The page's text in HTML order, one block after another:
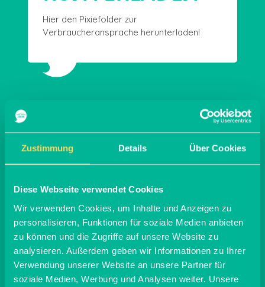
Zustimmung Details Über Cookies
Diese Webseite verwendet Cookies
Wir verwenden Cookies, um Inhalte und Anzeigen zu
personalisieren, Funktionen für soziale Medien anbieten
zu können und die Zugriffe auf unsere Website zu
analysieren. Außerdem geben wir Informationen zu Ihrer
Verwendung unserer Website an unsere Partner für
soziale Medien, Werbung und Analysen weiter. Unsere
Hier den Pixiefolder zur
Verbraucheransprache herunterladen!